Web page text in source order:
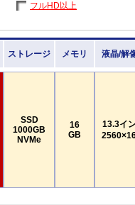
フルHD以上
ストレージ メモリ 液晶/解
SSD
1000GB
NVMe
16
GB
13.3イ